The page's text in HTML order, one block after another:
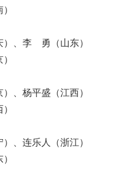
、李 勇（山东）
、杨平盛（江西）
、连乐人（浙江）